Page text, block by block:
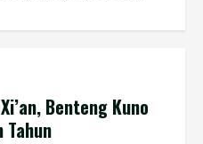
Benteng Kuno
Tahun